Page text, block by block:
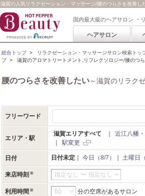
滋賀の人気リラクゼーション・マッサージ/腰のつらさを改善し
国内最大級のヘアサロン ・
ヘアサロン
総合トップ> リラクゼーション・マッサージサロン検索トッ
プ> 滋賀のアロマトリートメント,リフレクソロジー/腰のつ
腰のつらさを改善したい～滋賀のリラク
フリーワード
エリア・駅
滋賀エリアすべて 近江八幡
駅変更
日付 日付未定 今日（8/7） 土曜日
来店時刻 指定なし 〜 指定なし
利用時間 分の空席があるサロン